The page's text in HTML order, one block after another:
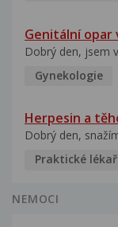
Genitální
Dobrý den, jsem
Gynekologie
Herpesin a
Dobrý den,
Praktické
NEMOCI